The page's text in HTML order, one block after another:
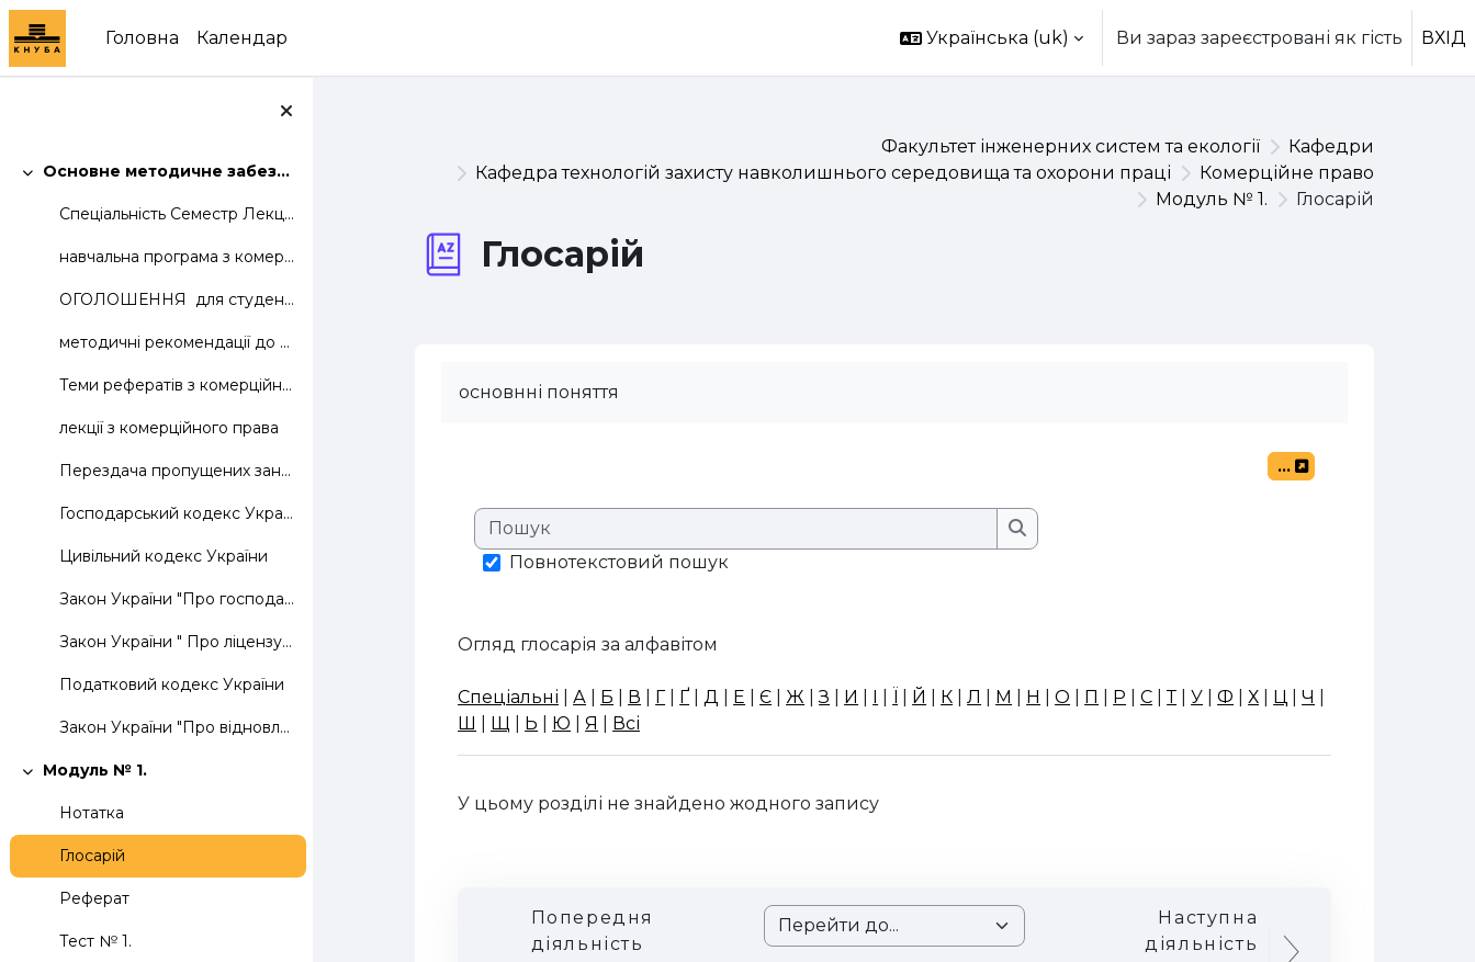
Перейти до головного вмісту
Головна
Календар Українська ‎(uk)‎ Ви зараз зареєстровані як гість ВХІД
Згорнути
Основне методичне забезпечення дисципліни
Спеціальність Семестр Лекцій Лаб. Практ....
навчальна програма з комерційного права
ОГОЛОШЕННЯ для студентів групи ТКД 31: перед п...
методичні рекомендації до оформлення індивідуального завдання
Теми рефератів з комерційного права
лекції з комерційного права
Перездача пропущених занять з комерційного права.
Господарський кодекс України
Цивільний кодекс України
Закон України "Про господарські товариства"
Закон України " Про ліцензування окремих видів господарської діяльності"
Податковий кодекс України
Закон України "Про відновлення платоспроможності боржника або визнання його банкрутом"
Згорнути
Модуль № 1.
Нотатка
Глосарій
Реферат
Тест № 1.
Факультет інженерних систем та екології
Кафедри
Кафедра технологій захисту навколишнього середовища та охорони праці
Комерційне право
Модуль № 1.
Глосарій
Глосарій
основнні поняття
...
Експорт записів
Пошук
Пошук
Повнотекстовий пошук
Огляд глосарія за алфавітом
Спеціальні |А Б В Г Ґ |Д Е |Є Ж |З И І Ї Й К |Л М Н |О П Р |С |Т |У |Ф |Х Ц |Ч
Ш
Щ Ь Ю |Я Всі
У цьому розділі не знайдено жодного запису
Попередня
діяльність
Перейти до...
Наступна
діяльність